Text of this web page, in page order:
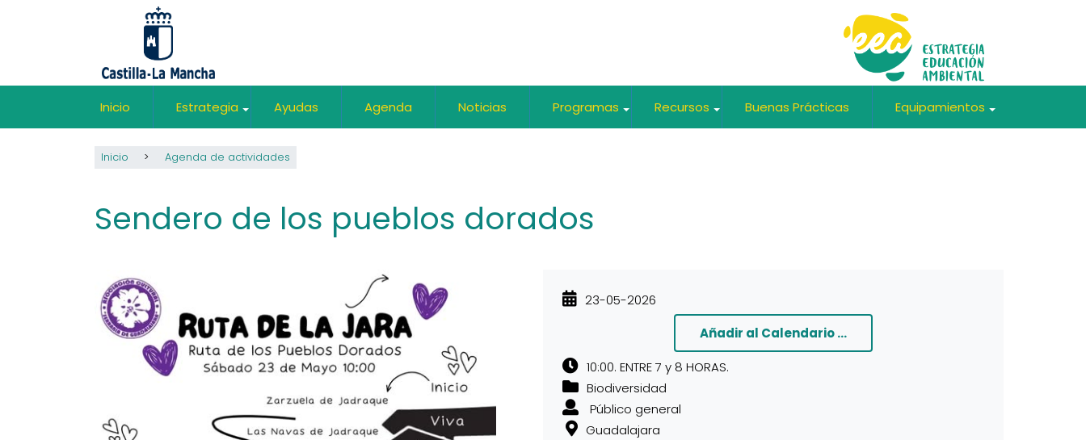
Inicio +
Estrategia Ayudas Agenda Noticias +
Programas +
Recursos Buenas Prácticas +
Equipamientos
Inicio Agenda de actividades
Sendero de los pueblos dorados
23-05-2026
Añadir al Calendario ...
10:00. ENTRE 7 y 8 HORAS.
Biodiversidad
Público general
Guadalajara